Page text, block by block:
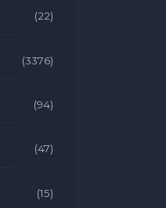
(22)
(3376)
(94)
(47)
(15)